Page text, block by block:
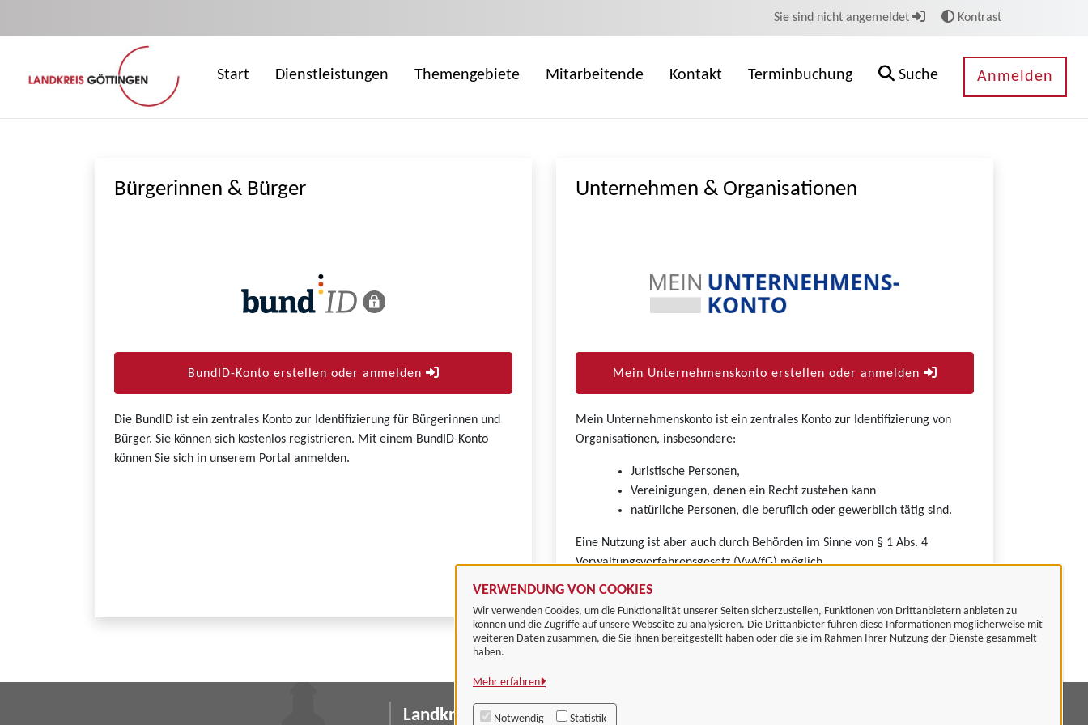
VERWENDUNG VON COOKIES
Wir verwenden Cookies, um die Funktionalität unserer Seiten sicherzustellen, Funktionen von Drittanbietern anbieten zu
können und die Zugriffe auf unsere Webseite zu analysieren. Die Drittanbieter führen diese Informationen möglicherweise mit
weiteren Daten zusammen, die Sie ihnen bereitgestellt haben oder die sie im Rahmen Ihrer Nutzung der Dienste gesammelt
haben.
Mehr erfahren
Notwendig Statistik
Sie sind nicht angemeldet Kontrast
Start Dienstleistungen Themengebiete Mitarbeitende Kontakt Terminbuchung Suche Anmelden
Bürgerinnen & Bürger
BundID-Konto erstellen oder anmelden
Die BundID ist ein zentrales Konto zur Identifizierung für Bürgerinnen und
Bürger. Sie können sich kostenlos registrieren. Mit einem BundID-Konto
können Sie sich in unserem Portal anmelden.
Unternehmen & Organisationen
Mein Unternehmenskonto erstellen oder anmelden
Mein Unternehmenskonto ist ein zentrales Konto zur Identifizierung von
Organisationen, insbesondere:
Juristische Personen,
Vereinigungen, denen ein Recht zustehen kann
natürliche Personen, die beruflich oder gewerblich tätig sind.
Eine Nutzung ist aber auch durch Behörden im Sinne von § 1 Abs. 4
Verwaltungsverfahrensgesetz (VwVfG) möglich.
Landkreis Göttingen